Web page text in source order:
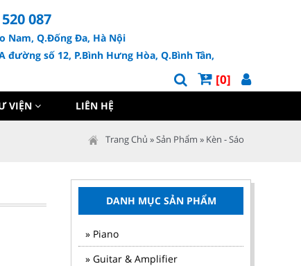
087
Nam, Q.Đống Đa, Hà Nội
đường số 12, P.Bình Hưng Hòa, Q.Bình Tân,
[0]
VIỆN LIÊN HỆ
Trang Chủ »Sản Phẩm » Kèn - Sáo
DANH MỤC SẢN PHẨM
» Piano
» Guitar & Amplifier